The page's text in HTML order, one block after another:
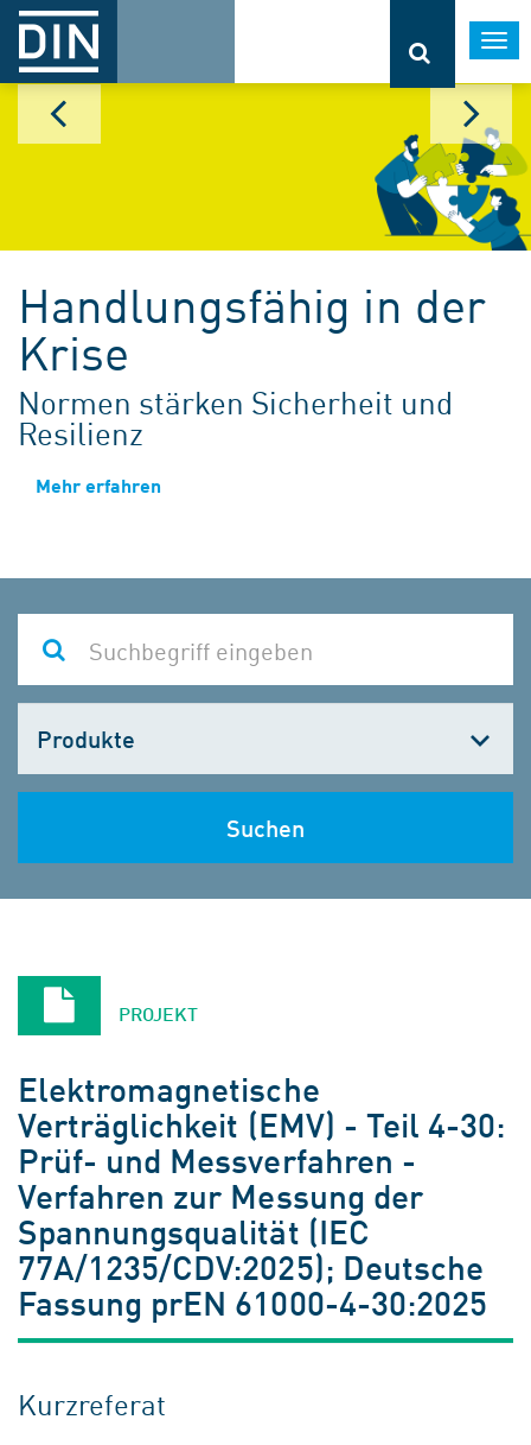
Handlungsfähig in der
Krise
Normen stärken Sicherheit und
Resilienz
Mehr erfahren
wählen
Suchen
PROJEKT
Elektromagnetische
Verträglichkeit (EMV) - Teil 4-30:
Prüf- und Messverfahren -
Verfahren zur Messung der
Spannungsqualität (IEC
77A/1235/CDV:2025); Deutsche
Fassung prEN 61000-4-30:2025
Kurzreferat